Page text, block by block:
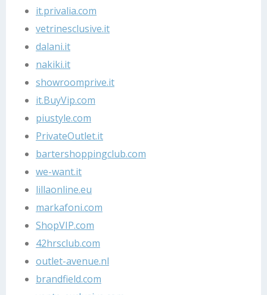
it.privalia.com
vetrinesclusive.it
dalani.it
nakiki.it
showroomprive.it
it.BuyVip.com
piustyle.com
PrivateOutlet.it
bartershoppingclub.com
we-want.it
lillaonline.eu
markafoni.com
ShopVIP.com
42hrsclub.com
outlet-avenue.nl
brandfield.com